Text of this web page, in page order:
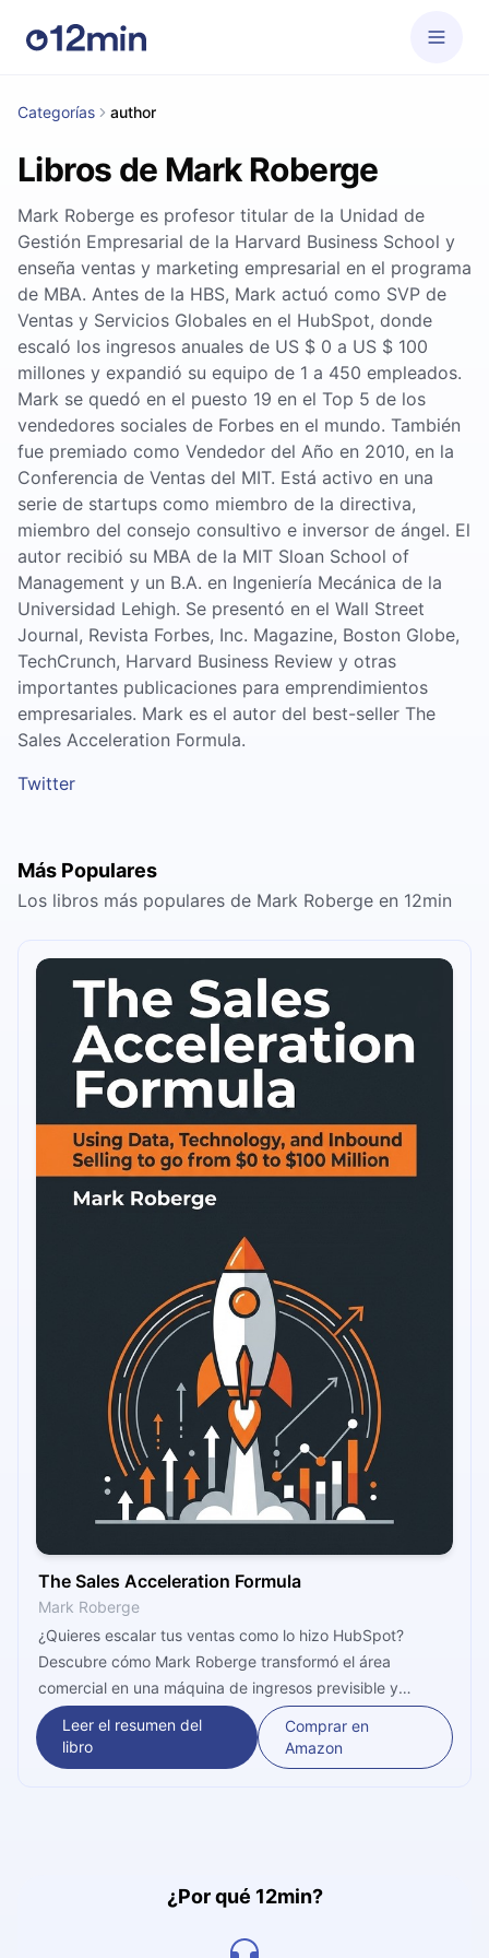
Categorías author
Libros de Mark Roberge
Mark Roberge es profesor titular de la Unidad de
Gestión Empresarial de la Harvard Business School y
enseña ventas y marketing empresarial en el programa
de MBA. Antes de la HBS, Mark actuó como SVP de
Ventas y Servicios Globales en el HubSpot, donde
escaló los ingresos anuales de US $ 0 a US $ 100
millones y expandió su equipo de 1 a 450 empleados.
Mark se quedó en el puesto 19 en el Top 5 de los
vendedores sociales de Forbes en el mundo. También
fue premiado como Vendedor del Año en 2010, en la
Conferencia de Ventas del MIT. Está activo en una
serie de startups como miembro de la directiva,
miembro del consejo consultivo e inversor de ángel. El
autor recibió su MBA de la MIT Sloan School of
Management y un B.A. en Ingeniería Mecánica de la
Universidad Lehigh. Se presentó en el Wall Street
Journal, Revista Forbes, Inc. Magazine, Boston Globe,
TechCrunch, Harvard Business Review y otras
importantes publicaciones para emprendimientos
empresariales. Mark es el autor del best-seller The
Sales Acceleration Formula.
Twitter
Más Populares
Los libros más populares de Mark Roberge en 12min
The Sales Acceleration Formula
Mark Roberge
¿Quieres escalar tus ventas como lo hizo HubSpot?
Descubre cómo Mark Roberge transformó el área
comercial en una máquina de ingresos previsible y
basada en datos. Aprenderás a contratar, entrenar y
gestionar a tu equipo con la precisión de un ingeniero.
¡Impulsa tu crecimiento hoy mismo!
Leer el resumen del
libro
Comprar en
Amazon
¿Por qué 12min?